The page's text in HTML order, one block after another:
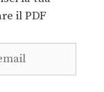
il PDF